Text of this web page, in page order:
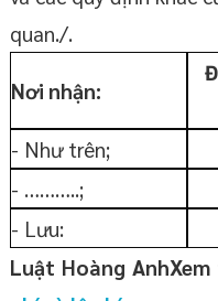
quan./.
Nơi nhận:
- Như trên;
- ………..;
- Lưu:
Luật Hoàng Anh